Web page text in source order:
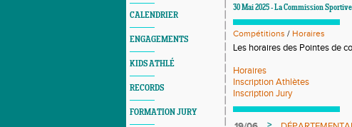
CALENDRIER
ENGAGEMENTS
KIDS ATHLÉ
RECORDS
FORMATION JURY
30 Mai 2025 - La Commission
Compétitions / Horaires
Les horaires des Pointes de
Horaires
Inscription Athlètes
Inscription Jury